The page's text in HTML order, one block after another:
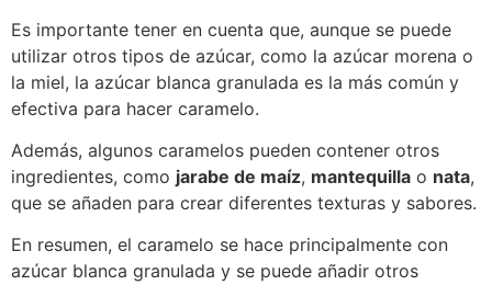
Es importante tener en cuenta que, aunque se puede
utilizar otros tipos de azúcar, como la azúcar morena o
la miel, la azúcar blanca granulada es la más común y
efectiva para hacer caramelo.
Además, algunos caramelos pueden contener otros
ingredientes, como jarabe de maíz, mantequilla o nata,
que se añaden para crear diferentes texturas y sabores.
En resumen, el caramelo se hace principalmente con
azúcar blanca granulada y se puede añadir otros